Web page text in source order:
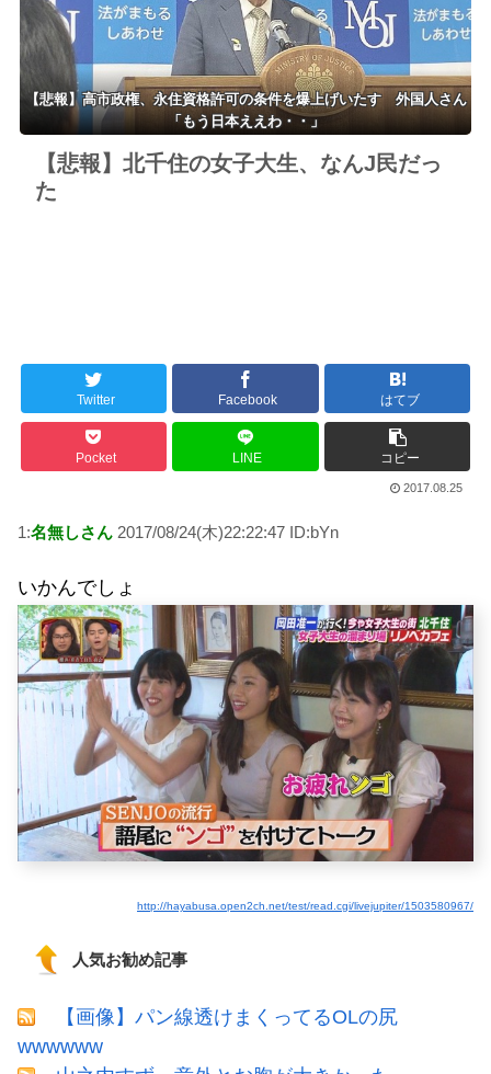
【悲報】高市政権、永住資格許可の条件を爆上げいたす 外国人さん
「もう日本ええわ・・」
【悲報】北千住の女子大生、なんJ民だっ
た
Twitter Facebook はてブ
Pocket LINE コピー
2017.08.25
1:名無しさん 2017/08/24(木)22:22:47 ID:bYn
いかんでしょ
http://hayabusa.open2ch.net/test/read.cgi/livejupiter/1503580967/
人気お勧め記事
【画像】パン線透けまくってるOLの尻
wwwwww